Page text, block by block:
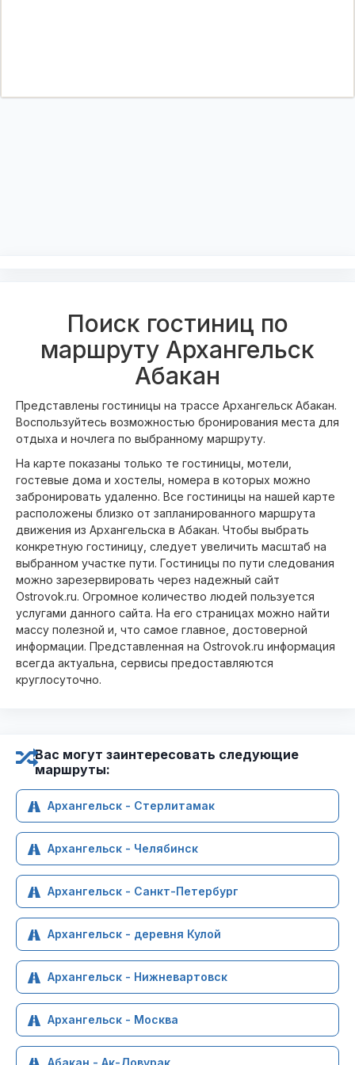
Поиск гостиниц по
маршруту Архангельск
Абакан
Представлены гостиницы на трассе Архангельск Абакан.
Воспользуйтесь возможностью бронирования места для
отдыха и ночлега по выбранному маршруту.
На карте показаны только те гостиницы, мотели,
гостевые дома и хостелы, номера в которых можно
забронировать удаленно. Все гостиницы на нашей карте
расположены близко от запланированного маршрута
движения из Архангельска в Абакан. Чтобы выбрать
конкретную гостиницу, следует увеличить масштаб на
выбранном участке пути. Гостиницы по пути следования
можно зарезервировать через надежный сайт
Ostrovok.ru. Огромное количество людей пользуется
услугами данного сайта. На его страницах можно найти
массу полезной и, что самое главное, достоверной
информации. Представленная на Ostrovok.ru информация
всегда актуальна, сервисы предоставляются
круглосуточно.
Вас могут заинтересовать следующие
маршруты:
Архангельск - Стерлитамак
Архангельск - Челябинск
Архангельск - Санкт-Петербург
Архангельск - деревня Кулой
Архангельск - Нижневартовск
Архангельск - Москва
Абакан - Ак-Довурак